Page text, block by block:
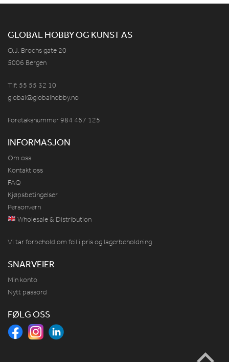
GLOBAL HOBBY OG KUNST AS
O.J. Brochs gate 20
5006 Bergen
Tlf: 55 55 32 10
global@globalhobby.no
Foretaksnummer 984 467 125
INFORMASJON
Om oss
Kontakt oss
FAQ
Kjøpsbetingelser
Personvern
Wholesale & Distribution
Vi tar forbehold om feil i pris og lagerbeholdning
SNARVEIER
Min konto
Nytt passord
FØLG OSS